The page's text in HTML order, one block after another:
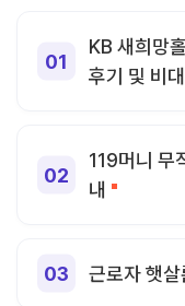
KB 새희망
후기 및 비
119머니 무
내
근로자 햇